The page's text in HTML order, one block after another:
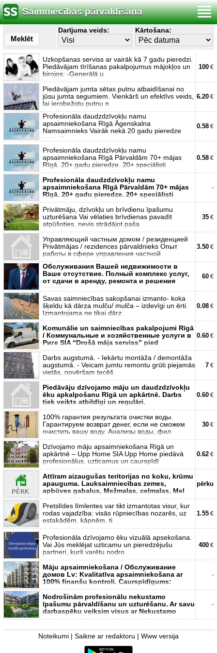
Saimniecības pārvaldīšana
Meklēt
Darījuma veids: Kārtošana:
Uzkopšanas serviss ar vairāk kā 7 gadu pieredzi.
Piedāvājam tīrīšanas pakalpojumus mājokļos un
birojos: -Ģenerālā u
100 €
Piedāvājam jumta sētas putnu atbaidīšanai no
jūsu jumta segumiem. Vienkārš un efektīvs veids,
lai ierobežotu putnu n
6.20 €
Profesionāla daudzdzīvokļu namu
apsaimniekošana Rīgā Āgenskalna
Namsaimnieks Vairāk nekā 20 gadu pieredze
nozarē.
0.58 €
Profesionāla daudzdzīvokļu namu
apsaimniekošana Rīgā Pārvaldām 70+ mājas
Rīgā. 20+ gadu pieredze. 20+ speciālisti
0.58 €
Profesionāla daudzdzīvokļu namu
apsaimniekošana Rīgā Pārvaldām 70+ mājas
Rīgā. 20+ gadu pieredze. 20+ speciālisti
-
Privātmāju, dzīvokļu un brīvdienu īpašumu
uzturēšana Vai vēlaties brīvdienas pavadīt
atpūšoties, nevis strādājot paša
35 €
Управляющий частным домом / резиденцией
Privātmājas / rezidences pārvaldnieks Опыт
работы в сфере управления частной
3.50 €
Обслуживания Вашей недвижимости в
Ваше отсутствие. Полный комплекс услуг,
от сдачи в аренду, ремонта и решения
авари
60 €
Savas saimniecības sakopšanai izmanto- koka
šķeldu kā dārza mulču/ mulča – izdevīgi un ērti.
Izmantojama ne tikai dārz
0.08 €
Komunālie un saimniecības pakalpojumi Rīgā
/ Коммунальные и хозяйственные услуги в
Риге SIA “Drošā māja serviss” pied
0.60 €
Darbs augstumā. - Iekārtu montāža / demontāža
augstumā. - Veicam jumtu remontu grūti piejamās
vietās, novēršam tecēš
7 €
Piedāvāju dzīvojamo māju un daudzdzīvokļu
ēku apkalpošanu Rīgā un apkārtnē. Darbs
tiek veikts atbildīgi un regulāri.
0.60 €
100% гарантия результата очистки воды.
Гарантируем возврат денег, если не сможем
очистить вашу воду. Анализы воды, фил
30 €
Dzīvojamo māju apsaimniekošana Rīgā un
apkārtnē – Upp Home SIA Upp Home piedāvā
profesionālus, uzticamus un caurspīdī
0.62 €
Attīram aizaugušas teritorijas no koku, krūmu
apauguma. Lauksaimniecības zemes,
apbūves gabalus, Mežmalas, ceļmalas, Mel
pērku
Pretslīdes līmlentes var tikt izmantotas visur, kur
rodas vajadzība: visās rūpniecības nozarēs, uz
estakādēm, kāpnēm, ti
1.55 €
Profesionāla dzīvojamo ēku vizuālā apsekošana.
Vai Jūs meklējat uzticamu un pieredzējušu
partneri, kurš varētu nodro
400 €
Māju apsaimniekošana / Обслуживание
домов Lv: Kvalitatīva apsaimniekošana ar
100% finanšu kontroli. Caurspīdīgums:
-
Nodrošinām profesionālu nekustamo
īpašumu pārvaldīšanu un uzturēšanu. Ar savu
darbaspēku veiksim visus ar Nekustamo
-
Noteikumi Saikne ar redaktoru Www versija